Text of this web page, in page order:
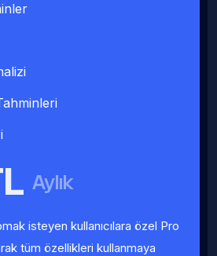
Aylık
isteyen kullanıcılara özel Pro
tüm özellikleri kullanmaya